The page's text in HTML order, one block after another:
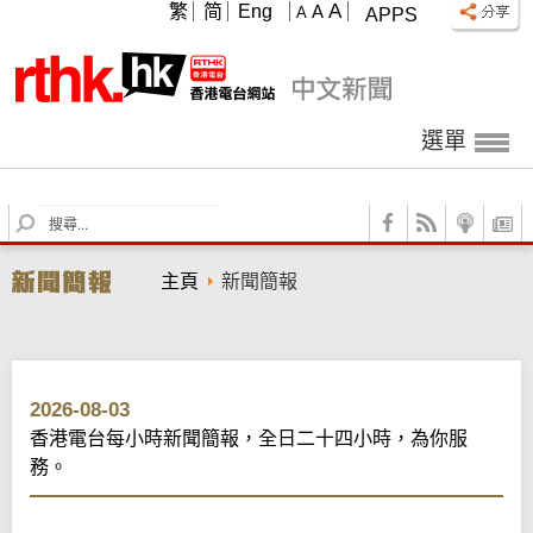
APPS
A A A
繁 简 Eng
選單
S
e
r
主頁 新聞簡報
2026-08-03
香港電台每小時新聞簡報，全日二十四小時，為你服
務。